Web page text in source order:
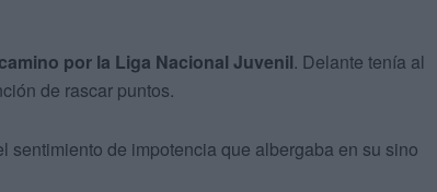
por la Liga Nacional Juvenil. Delante tenía al
de rascar puntos.
de impotencia que albergaba en su sino